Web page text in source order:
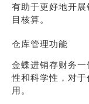
有助于更好地开
目核算。
仓库管理功能
金蝶进销存财务
性和科学性，对
用。